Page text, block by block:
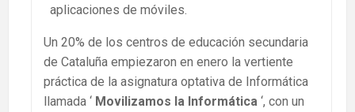
aplicaciones de móviles.
Un 20% de los centros de educación secundaria
de Cataluña empiezaron en enero la vertiente
práctica de la asignatura optativa de Informática
llamada ‘ Movilizamos la Informática ‘, con un